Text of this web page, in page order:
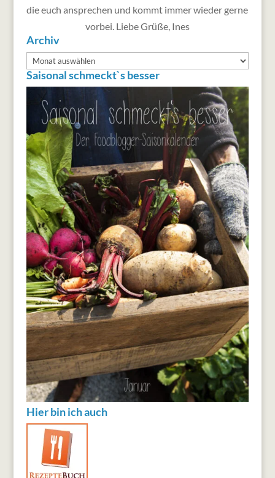
die euch ansprechen und kommt immer wieder gerne
vorbei. Liebe Grüße, Ines
Archiv
Archiv
Saisonal schmeckt`s besser
Hier bin ich auch